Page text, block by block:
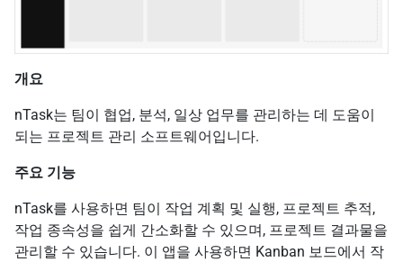
개요
nTask는 팀이 협업, 분석, 일상 업무를 관리하는 데 도움이
되는 프로젝트 관리 소프트웨어입니다.
주요 기능
nTask를 사용하면 팀이 작업 계획 및 실행, 프로젝트 추적,
작업 종속성을 쉽게 간소화할 수 있으며, 프로젝트 결과물을
관리할 수 있습니다. 이 앱을 사용하면 Kanban 보드에서 작